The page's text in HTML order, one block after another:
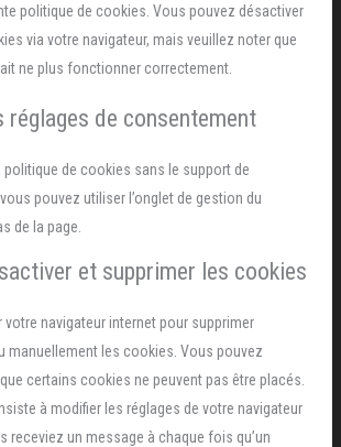
politique de cookies. Vous pouvez désactiver
via votre navigateur, mais veuillez noter que
ne plus fonctionner correctement.
réglages de consentement
politique de cookies sans le support de
pouvez utiliser l’onglet de gestion du
de la page.
et supprimer les cookies
navigateur internet pour supprimer
manuellement les cookies. Vous pouvez
certains cookies ne peuvent pas être placés.
à modifier les réglages de votre navigateur
receviez un message à chaque fois qu’un